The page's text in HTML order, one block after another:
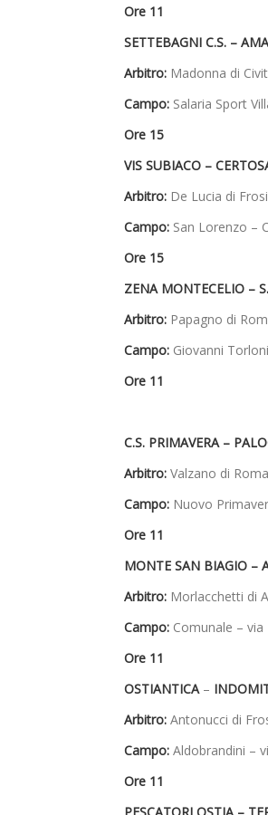
Ore 11
SETTEBAGNI C.S. –
Arbitro: Madonna di
Campo: Salaria Sport
Ore 15
VIS SUBIACO –
Arbitro: De Lucia di
Campo: San Lorenzo –
Ore 15
ZENA MONTECELIO –
Arbitro: Papagno di
Campo: Giovanni
Ore 11
C.S. PRIMAVERA –
Arbitro: Valzano di
Campo: Nuovo
Ore 11
MONTE SAN BIAGIO –
Arbitro: Morlacchetti di
Campo: Comunale –
Ore 11
OSTIANTICA–
Arbitro: Antonucci di
Campo: Aldobrandini –
Ore 11